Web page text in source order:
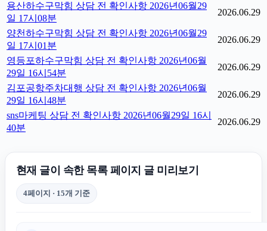
용산하수구막힘 상담 전 확인사항 2026년06월29
일 17시08분
2026.06.29
양천하수구막힘 상담 전 확인사항 2026년06월29
일 17시01분
2026.06.29
영등포하수구막힘 상담 전 확인사항 2026년06월
29일 16시54분
2026.06.29
김포공항주차대행 상담 전 확인사항 2026년06월
29일 16시48분
2026.06.29
sns마케팅 상담 전 확인사항 2026년06월29일 16시
40분
2026.06.29
현재 글이 속한 목록 페이지 글 미리보기
4페이지 · 15개 기준